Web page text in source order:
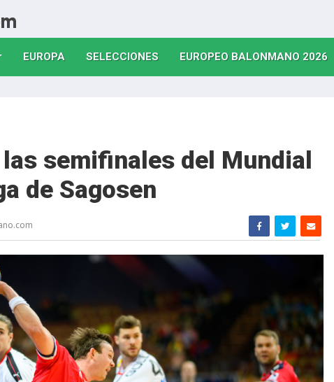
EUROPA(CURRENT)
SELECCIONES(CURRENT)
EUROPEO BALONMANO 2026
semifinales del Mundial
de Sagosen